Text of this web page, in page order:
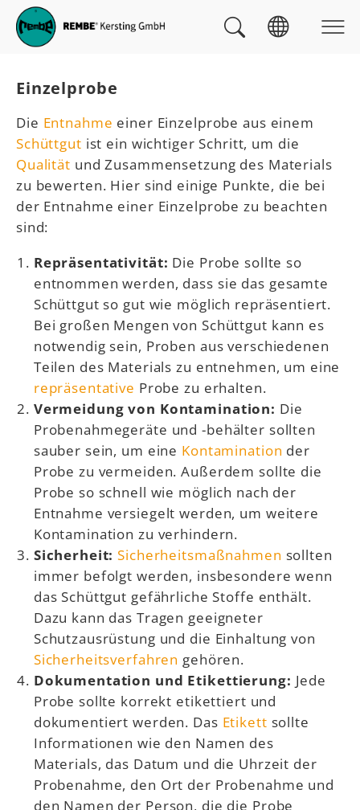
Skip to main navigation
zum Inhalt
Skip to page footer
Einzelprobe
Die Entnahme einer Einzelprobe aus einem
Schüttgut ist ein wichtiger Schritt, um die
Qualität und Zusammensetzung des Materials
zu bewerten. Hier sind einige Punkte, die bei
der Entnahme einer Einzelprobe zu beachten
sind:
Repräsentativität: Die Probe sollte so
entnommen werden, dass sie das gesamte
Schüttgut so gut wie möglich repräsentiert.
Bei großen Mengen von Schüttgut kann es
notwendig sein, Proben aus verschiedenen
Teilen des Materials zu entnehmen, um eine
repräsentative Probe zu erhalten.
Vermeidung von Kontamination: Die
Probenahmegeräte und -behälter sollten
sauber sein, um eine Kontamination der
Probe zu vermeiden. Außerdem sollte die
Probe so schnell wie möglich nach der
Entnahme versiegelt werden, um weitere
Kontamination zu verhindern.
Sicherheit: Sicherheitsmaßnahmen sollten
immer befolgt werden, insbesondere wenn
das Schüttgut gefährliche Stoffe enthält.
Dazu kann das Tragen geeigneter
Schutzausrüstung und die Einhaltung von
Sicherheitsverfahren gehören.
Dokumentation und Etikettierung: Jede
Probe sollte korrekt etikettiert und
dokumentiert werden. Das Etikett sollte
Informationen wie den Namen des
Materials, das Datum und die Uhrzeit der
Probenahme, den Ort der Probenahme und
den Namen der Person, die die Probe